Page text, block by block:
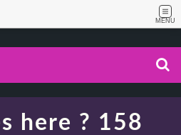
MENU
here ? 158